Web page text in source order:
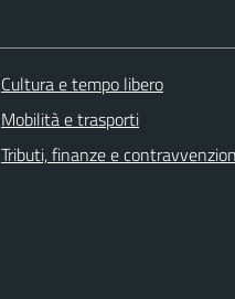
Cultura e tempo libero
Mobilità e trasporti
Tributi, finanze e